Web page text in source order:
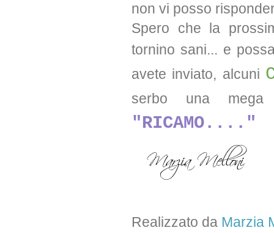
non vi posso
Spero che la
tornino sani... e
avete inviato, alcuni
serbo una mega
"RICAMO...."
Realizzato da Marzia